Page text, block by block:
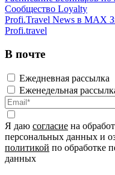
Сообщество Loyalty
Profi.Travel News в MAX
Profi.travel
В почте
Ежедневная рассылка
Еженедельная
Я даю согласие на
персональных данных и
политикой по обработке
данных